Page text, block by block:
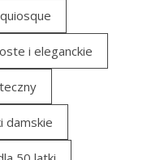
i eleganckie
damskie